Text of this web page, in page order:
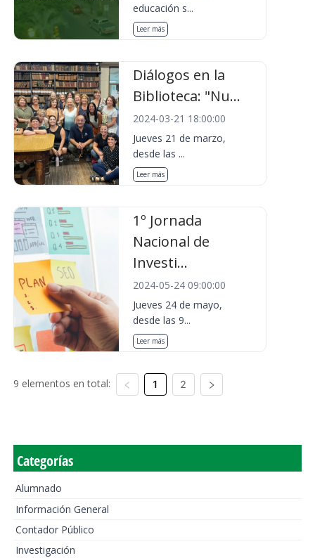
educación s...
Leer más
Diálogos en la
Biblioteca: "Nu...
2024-03-21 18:00:00
Jueves 21 de marzo,
desde las ...
Leer más
1º Jornada
Nacional de
Investi...
2024-05-24 09:00:00
Jueves 24 de mayo,
desde las 9...
Leer más
9 elementos en total: 1 2
Categorías
Alumnado
Información General
Contador Público
Investigación